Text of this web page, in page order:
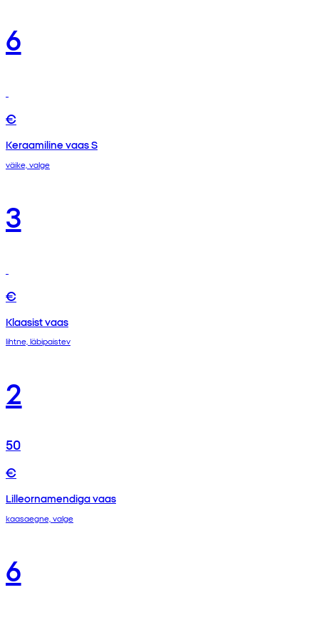
6
€
Keraamiline vaas S
väike, valge
3
€
Klaasist vaas
lihtne, läbipaistev
2
50
€
Lilleornamendiga vaas
kaasaegne, valge
6